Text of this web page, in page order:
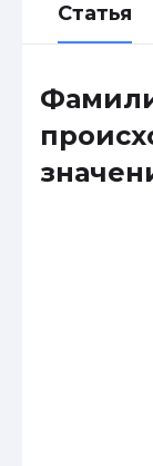
Статья